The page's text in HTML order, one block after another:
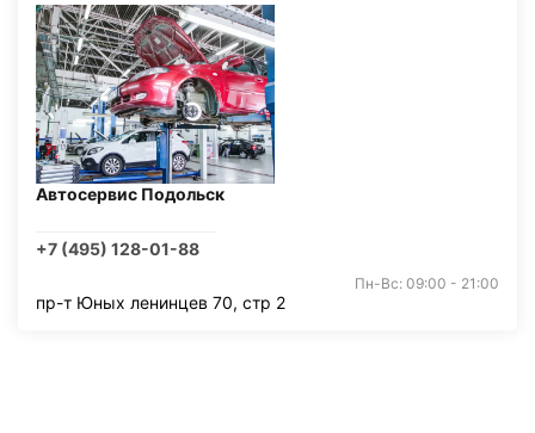
Автосервис Подольск
+7 (495) 128-01-88
Пн-Вс: 09:00 - 21:00
пр-т Юных ленинцев 70, стр 2